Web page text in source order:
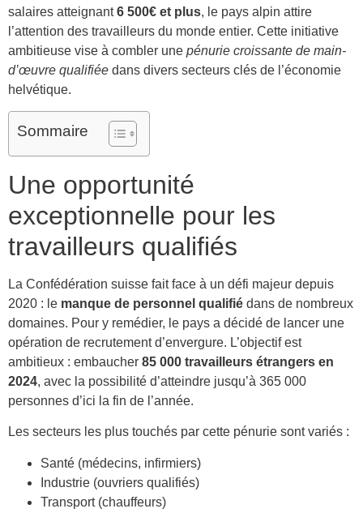
salaires atteignant6 500€ et plus, le pays alpin attire
l’attention des travailleurs du monde entier. Cette initiative
ambitieuse vise à combler une pénurie croissante de main-
d’œuvre qualifiée dans divers secteurs clés de l’économie
helvétique.
Sommaire
Une opportunité
exceptionnelle pour les
travailleurs qualifiés
La Confédération suisse fait face à un défi majeur depuis
2020 : le manque de personnel qualifié dans de nombreux
domaines. Pour y remédier, le pays a décidé de lancer une
opération de recrutement d’envergure. L’objectif est
ambitieux : embaucher 85 000 travailleurs étrangers en
2024, avec la possibilité d’atteindre jusqu’à 365 000
personnes d’ici la fin de l’année.
Les secteurs les plus touchés par cette pénurie sont variés :
Santé (médecins, infirmiers)
Industrie (ouvriers qualifiés)
Transport (chauffeurs)